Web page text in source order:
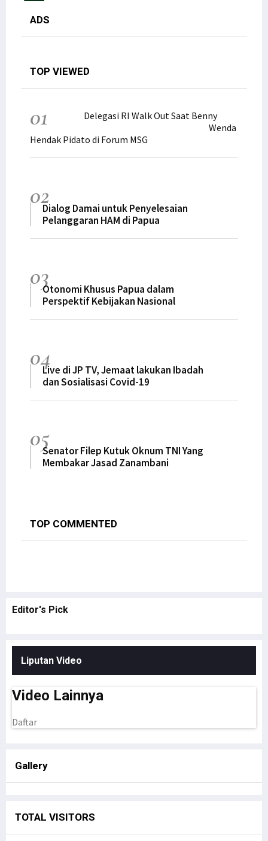
ADS
TOP VIEWED
01
Delegasi RI Walk Out Saat Benny
Wenda
Hendak Pidato di Forum MSG
02Dialog Damai untuk Penyelesaian
Pelanggaran HAM di Papua
03Otonomi Khusus Papua dalam
Perspektif Kebijakan Nasional
04Live di JP TV, Jemaat lakukan Ibadah
dan Sosialisasi Covid-19
05Senator Filep Kutuk Oknum TNI Yang
Membakar Jasad Zanambani
TOP COMMENTED
Editor's Pick
Liputan Video
Video Lainnya
Daftar
Gallery
TOTAL VISITORS